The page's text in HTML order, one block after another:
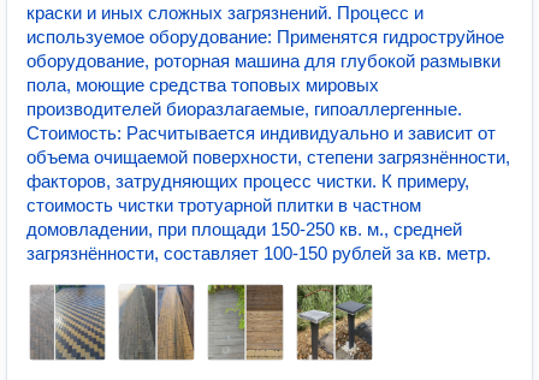
краски и иных сложных загрязнений. Процесс и
используемое оборудование: Применятся гидроструйное
оборудование, роторная машина для глубокой размывки
пола, моющие средства топовых мировых
производителей биоразлагаемые, гипоаллергенные.
Стоимость: Расчитывается индивидуально и зависит от
объема очищаемой поверхности, степени загрязнённости,
факторов, затрудняющих процесс чистки. К примеру,
стоимость чистки тротуарной плитки в частном
домовладении, при площади 150-250 кв. м., средней
загрязнённости, составляет 100-150 рублей за кв. метр.